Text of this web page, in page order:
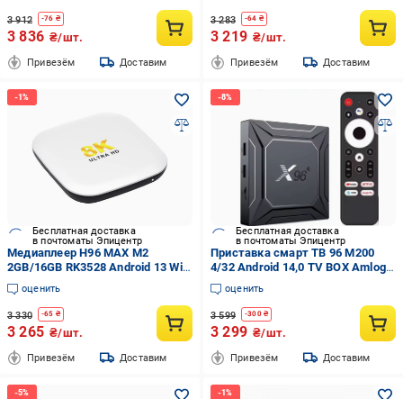
3 912 -76 ₴
3 836 ₴/шт.
Привезём Доставим
3 283 -64 ₴
3 219 ₴/шт.
Привезём Доставим
Бесплатная доставка
в почтоматы Эпицентр
Медиаплеер H96 MAX M2
2GB/16GB RK3528 Android 13 WiFi
dual band Bluetooth 5,1 Белый
оценить
3 330 -65 ₴
3 265 ₴/шт.
Привезём Доставим
Бесплатная доставка
в почтоматы Эпицентр
Приставка смарт ТВ 96 M200
4/32 Android 14,0 TV BOX Amlogic
S905X5M 2,4G&5G Dual Wifi
1000M LAN AV1 BT Al-SR Smart
Video Media Player
оценить
3 599 -300₴
3 299 ₴/шт.
Привезём Доставим